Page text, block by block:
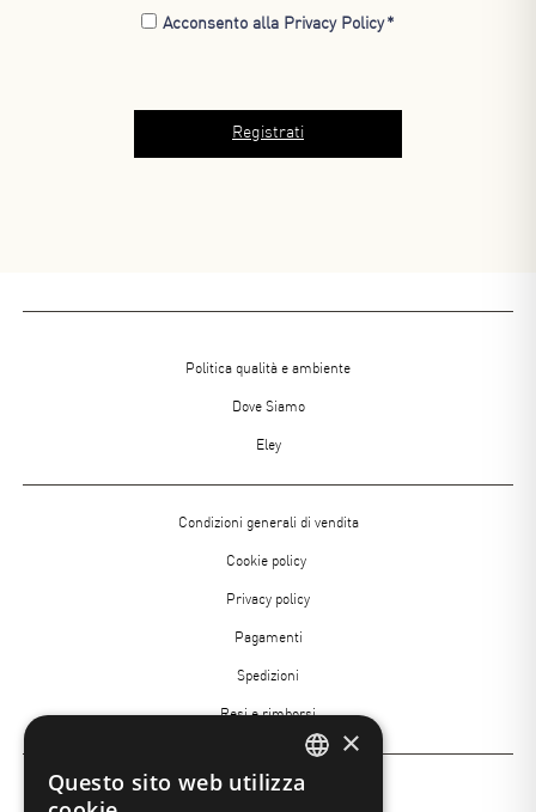
Acconsento alla Privacy Policy
Politica qualità e ambiente
Dove Siamo
Eley
Condizioni generali di vendita
Cookie policy
Privacy policy
Pagamenti
Spedizioni
Resi e rimborsi
Menù
Insight Academy
×
Questo sito web utilizza